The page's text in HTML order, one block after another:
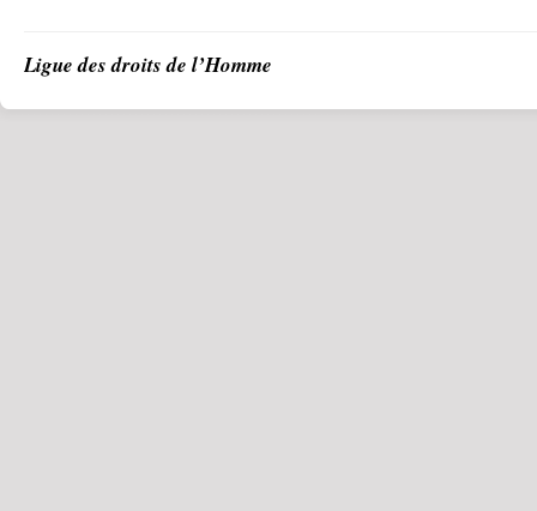
Ligue des droits de l’Homme